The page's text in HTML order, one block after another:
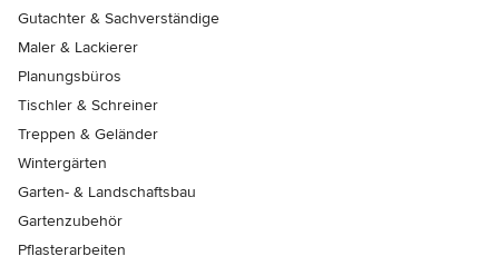
Gutachter & Sachverständige
Maler & Lackierer
Planungsbüros
Tischler & Schreiner
Treppen & Geländer
Wintergärten
Garten- & Landschaftsbau
Gartenzubehör
Pflasterarbeiten